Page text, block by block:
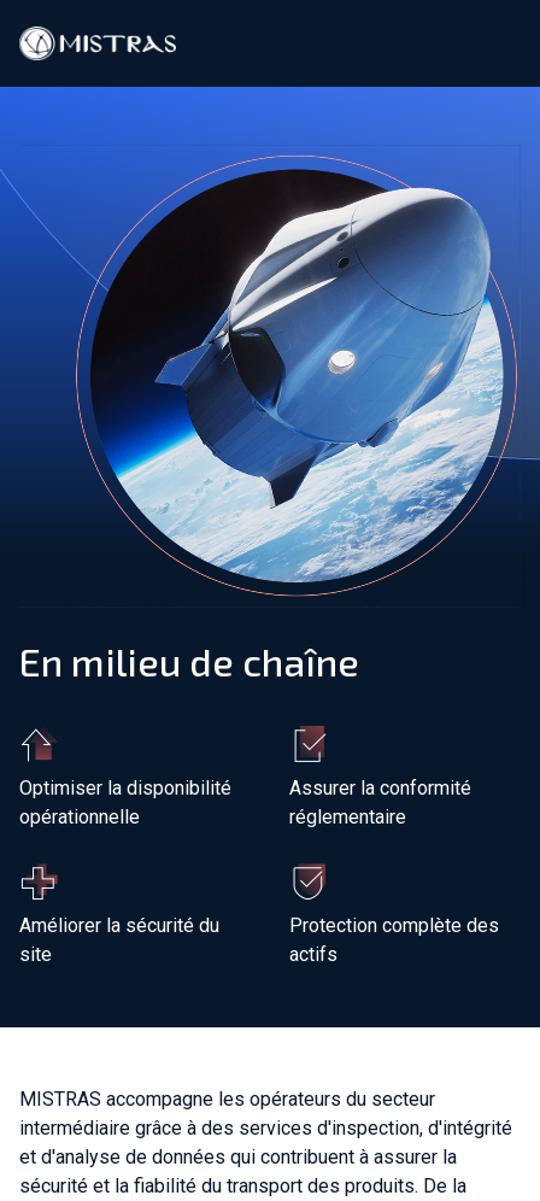
Services sur le terrain
Services en laboratoire
Industries
Ressources
Contact
À propos de nous
Mondial
En milieu de chaîne
Optimiser la disponibilité
opérationnelle
Assurer la conformité
réglementaire
Améliorer la sécurité du
site
Protection complète des
actifs
MISTRAS accompagne les opérateurs du secteur
intermédiaire grâce à des services d'inspection, d'intégrité
et d'analyse de données qui contribuent à assurer la
sécurité et la fiabilité du transport des produits. De la